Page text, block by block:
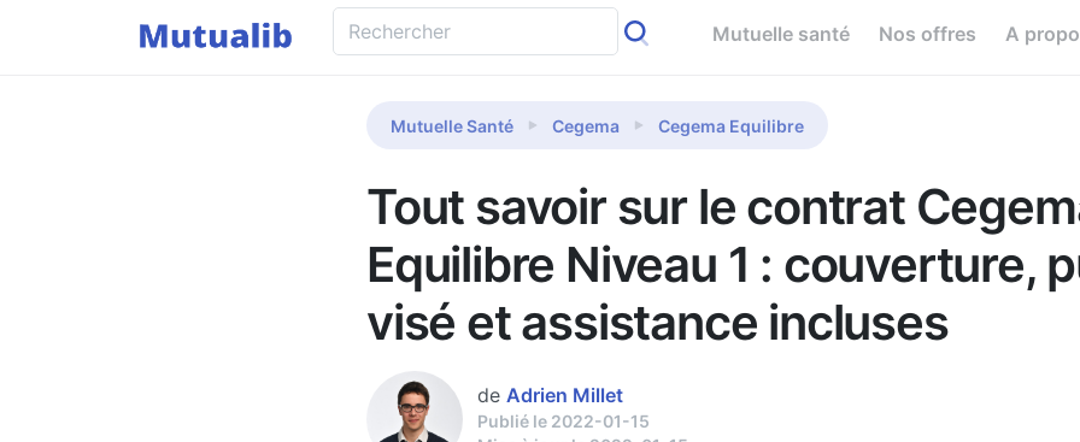
Mutuelle santé Nos offres A
Mutuelle Santé Cegema Cegema Equilibre
Tout savoir sur le contrat
Equilibre Niveau 1 : couverture,
visé et assistance incluses
de Adrien Millet
Publié le 2022-01-15